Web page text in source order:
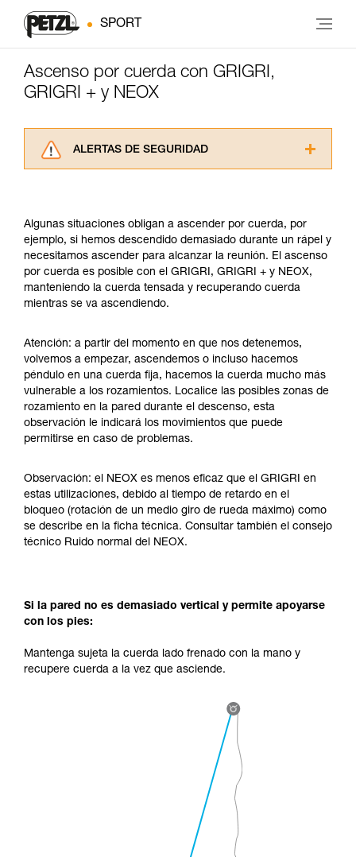
SPORT
Ascenso por cuerda con GRIGRI,
GRIGRI + y NEOX
ALERTAS DE SEGURIDAD
información de la ficha técnica para poder
comprender este complemento informativo.
Dominar estas técnicas requiere una formación
y un entrenamiento específico. Confirme a
través de un profesional su capacidad para
ejecutar estas técnicas, solo y con total
autónoma.
Damos ejemplos de técnicas relacionadas con
su actividad. Pueden existir otras que no
describimos aquí.
Algunas situaciones obligan a ascender por cuerda, por
ejemplo, si hemos descendido demasiado durante un rápel y
necesitamos ascender para alcanzar la reunión. El ascenso
por cuerda es posible con el GRIGRI, GRIGRI + y NEOX,
manteniendo la cuerda tensada y recuperando cuerda
mientras se va ascendiendo.
Atención: a partir del momento en que nos detenemos,
volvemos a empezar, ascendemos o incluso hacemos
péndulo en una cuerda fija, hacemos la cuerda mucho más
vulnerable a los rozamientos. Localice las posibles zonas de
rozamiento en la pared durante el descenso, esta
observación le indicará los movimientos que puede
permitirse en caso de problemas.
Observación: el NEOX es menos eficaz que el GRIGRI en
estas utilizaciones, debido al tiempo de retardo en el
bloqueo (rotación de un medio giro de rueda máximo) como
se describe en la ficha técnica. Consultar también el consejo
técnico Ruido normal del NEOX.
Si la pared no es demasiado vertical y permite apoyarse
con los pies:
Mantenga sujeta la cuerda lado frenado con la mano y
recupere cuerda a la vez que asciende.